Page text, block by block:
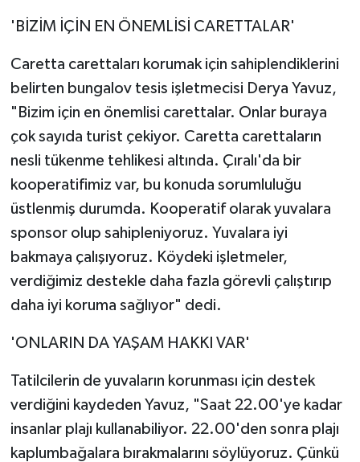
'BİZİM İÇİN EN ÖNEMLİSİ CARETTALAR'
Caretta carettaları korumak için sahiplendiklerini
belirten bungalov tesis işletmecisi Derya Yavuz,
"Bizim için en önemlisi carettalar. Onlar buraya
çok sayıda turist çekiyor. Caretta carettaların
nesli tükenme tehlikesi altında. Çıralı'da bir
kooperatifimiz var, bu konuda sorumluluğu
üstlenmiş durumda. Kooperatif olarak yuvalara
sponsor olup sahipleniyoruz. Yuvalara iyi
bakmaya çalışıyoruz. Köydeki işletmeler,
verdiğimiz destekle daha fazla görevli çalıştırıp
daha iyi koruma sağlıyor" dedi.
'ONLARIN DA YAŞAM HAKKI VAR'
Tatilcilerin de yuvaların korunması için destek
verdiğini kaydeden Yavuz, "Saat 22.00'ye kadar
insanlar plajı kullanabiliyor. 22.00'den sonra plajı
kaplumbağalara bırakmalarını söylüyoruz. Çünkü